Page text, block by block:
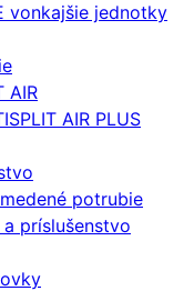
vonkajšie jednotky
AIR
AIR PLUS
potrubie
príslušenstvo